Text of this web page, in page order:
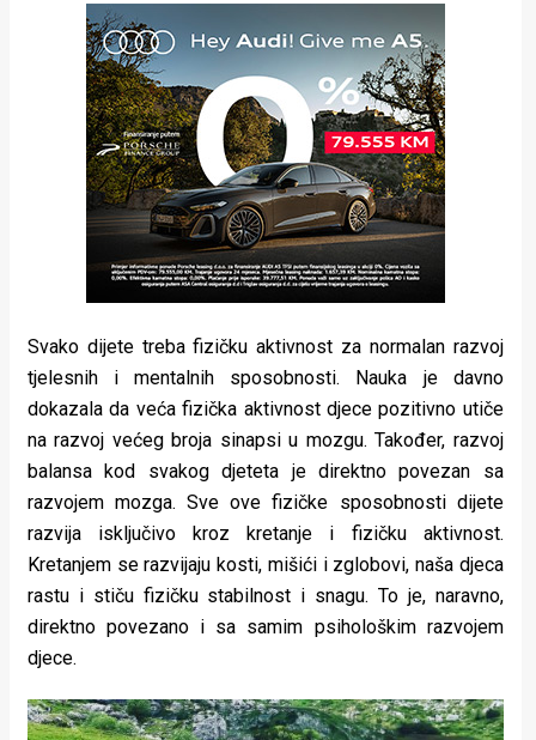
Svako dijete treba fizičku aktivnost za normalan razvoj
tjelesnih i mentalnih sposobnosti. Nauka je davno
dokazala da veća fizička aktivnost djece pozitivno utiče
na razvoj većeg broja sinapsi u mozgu. Također, razvoj
balansa kod svakog djeteta je direktno povezan sa
razvojem mozga. Sve ove fizičke sposobnosti dijete
razvija isključivo kroz kretanje i fizičku aktivnost.
Kretanjem se razvijaju kosti, mišići i zglobovi, naša djeca
rastu i stiču fizičku stabilnost i snagu. To je, naravno,
direktno povezano i sa samim psihološkim razvojem
djece.